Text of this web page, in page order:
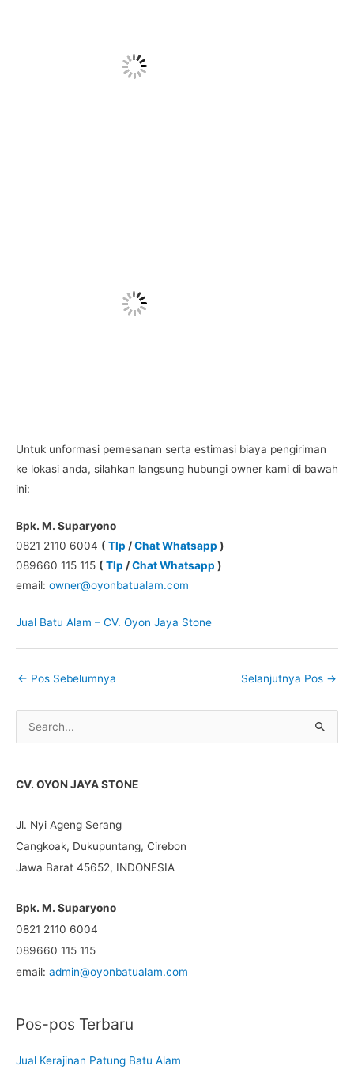
Untuk unformasi pemesanan serta estimasi biaya pengiriman
ke lokasi anda, silahkan langsung hubungi owner kami di bawah
ini:
Bpk. M. Suparyono
0821 2110 6004 ( Tlp /Chat Whatsapp )
089660 115 115 ( Tlp /Chat Whatsapp )
email: owner@oyonbatualam.com
Jual Batu Alam – CV. Oyon Jaya Stone
← Pos Sebelumnya Selanjutnya Pos →
k
:
CV. OYON JAYA STONE
Jl. Nyi Ageng Serang
Cangkoak, Dukupuntang, Cirebon
Jawa Barat 45652, INDONESIA
Bpk. M. Suparyono
0821 2110 6004
089660 115 115
email: admin@oyonbatualam.com
Pos-pos Terbaru
Jual Kerajinan Patung Batu Alam